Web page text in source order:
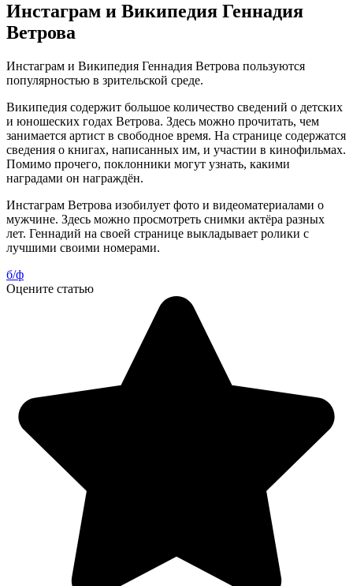
Инстаграм и Википедия Геннадия
Ветрова
Инстаграм и Википедия Геннадия Ветрова пользуются
популярностью в зрительской среде.
Википедия содержит большое количество сведений о детских
и юношеских годах Ветрова. Здесь можно прочитать, чем
занимается артист в свободное время. На странице содержатся
сведения о книгах, написанных им, и участии в кинофильмах.
Помимо прочего, поклонники могут узнать, какими
наградами он награждён.
Инстаграм Ветрова изобилует фото и видеоматериалами о
мужчине. Здесь можно просмотреть снимки актёра разных
лет. Геннадий на своей странице выкладывает ролики с
лучшими своими номерами.
б/ф
Оцените статью